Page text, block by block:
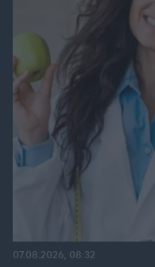
07.08.2026, 08:32